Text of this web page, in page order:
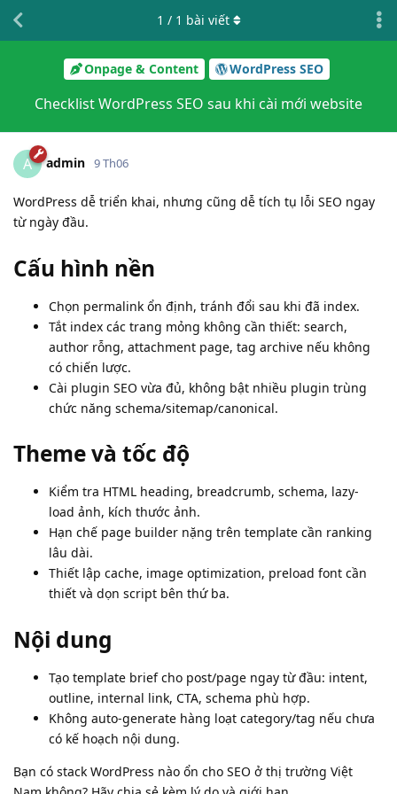
Onpage & Content WordPress SEO
Checklist WordPress SEO sau khi cài mới website
1 / 1 bài viết
A admin 9 Th06
WordPress dễ triển khai, nhưng cũng dễ tích tụ lỗi SEO ngay
từ ngày đầu.
Cấu hình nền
Chọn permalink ổn định, tránh đổi sau khi đã index.
Tắt index các trang mỏng không cần thiết: search,
author rỗng, attachment page, tag archive nếu không
có chiến lược.
Cài plugin SEO vừa đủ, không bật nhiều plugin trùng
chức năng schema/sitemap/canonical.
Theme và tốc độ
Kiểm tra HTML heading, breadcrumb, schema, lazy-
load ảnh, kích thước ảnh.
Hạn chế page builder nặng trên template cần ranking
lâu dài.
Thiết lập cache, image optimization, preload font cần
thiết và dọn script bên thứ ba.
Nội dung
Tạo template brief cho post/page ngay từ đầu: intent,
outline, internal link, CTA, schema phù hợp.
Không auto-generate hàng loạt category/tag nếu chưa
có kế hoạch nội dung.
Bạn có stack WordPress nào ổn cho SEO ở thị trường Việt